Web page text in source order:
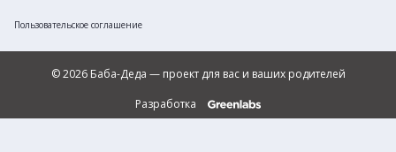
Пользовательское соглашение
© 2026 Баба-Деда — проект для вас и ваших родителей
Разработка